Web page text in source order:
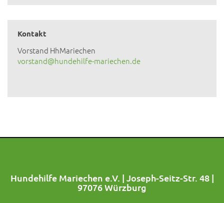
Kontakt
Vorstand HhMariechen
vorstand@hundehilfe-mariechen.de
Hundehilfe Mariechen e.V. | Joseph-Seitz-Str. 48 |
97076 Würzburg